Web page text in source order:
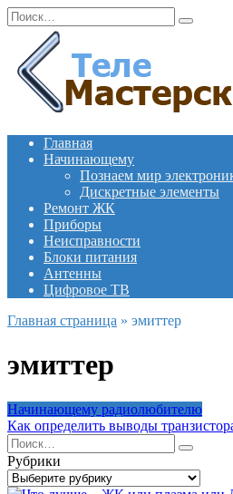
Перейти
к
содержанию
Search
for:
Главная
Начинающему
Познаем мир
Дискретные элементы
Ремонт ЖК
Приборы
Неисправности
Блоки питания
Антенны
Цифровое ТВ
Главная страница » эмиттер
эмиттер
Начинающему радиолюбителю
Как определить выводы
Search
for:
Рубрики
Рубрики